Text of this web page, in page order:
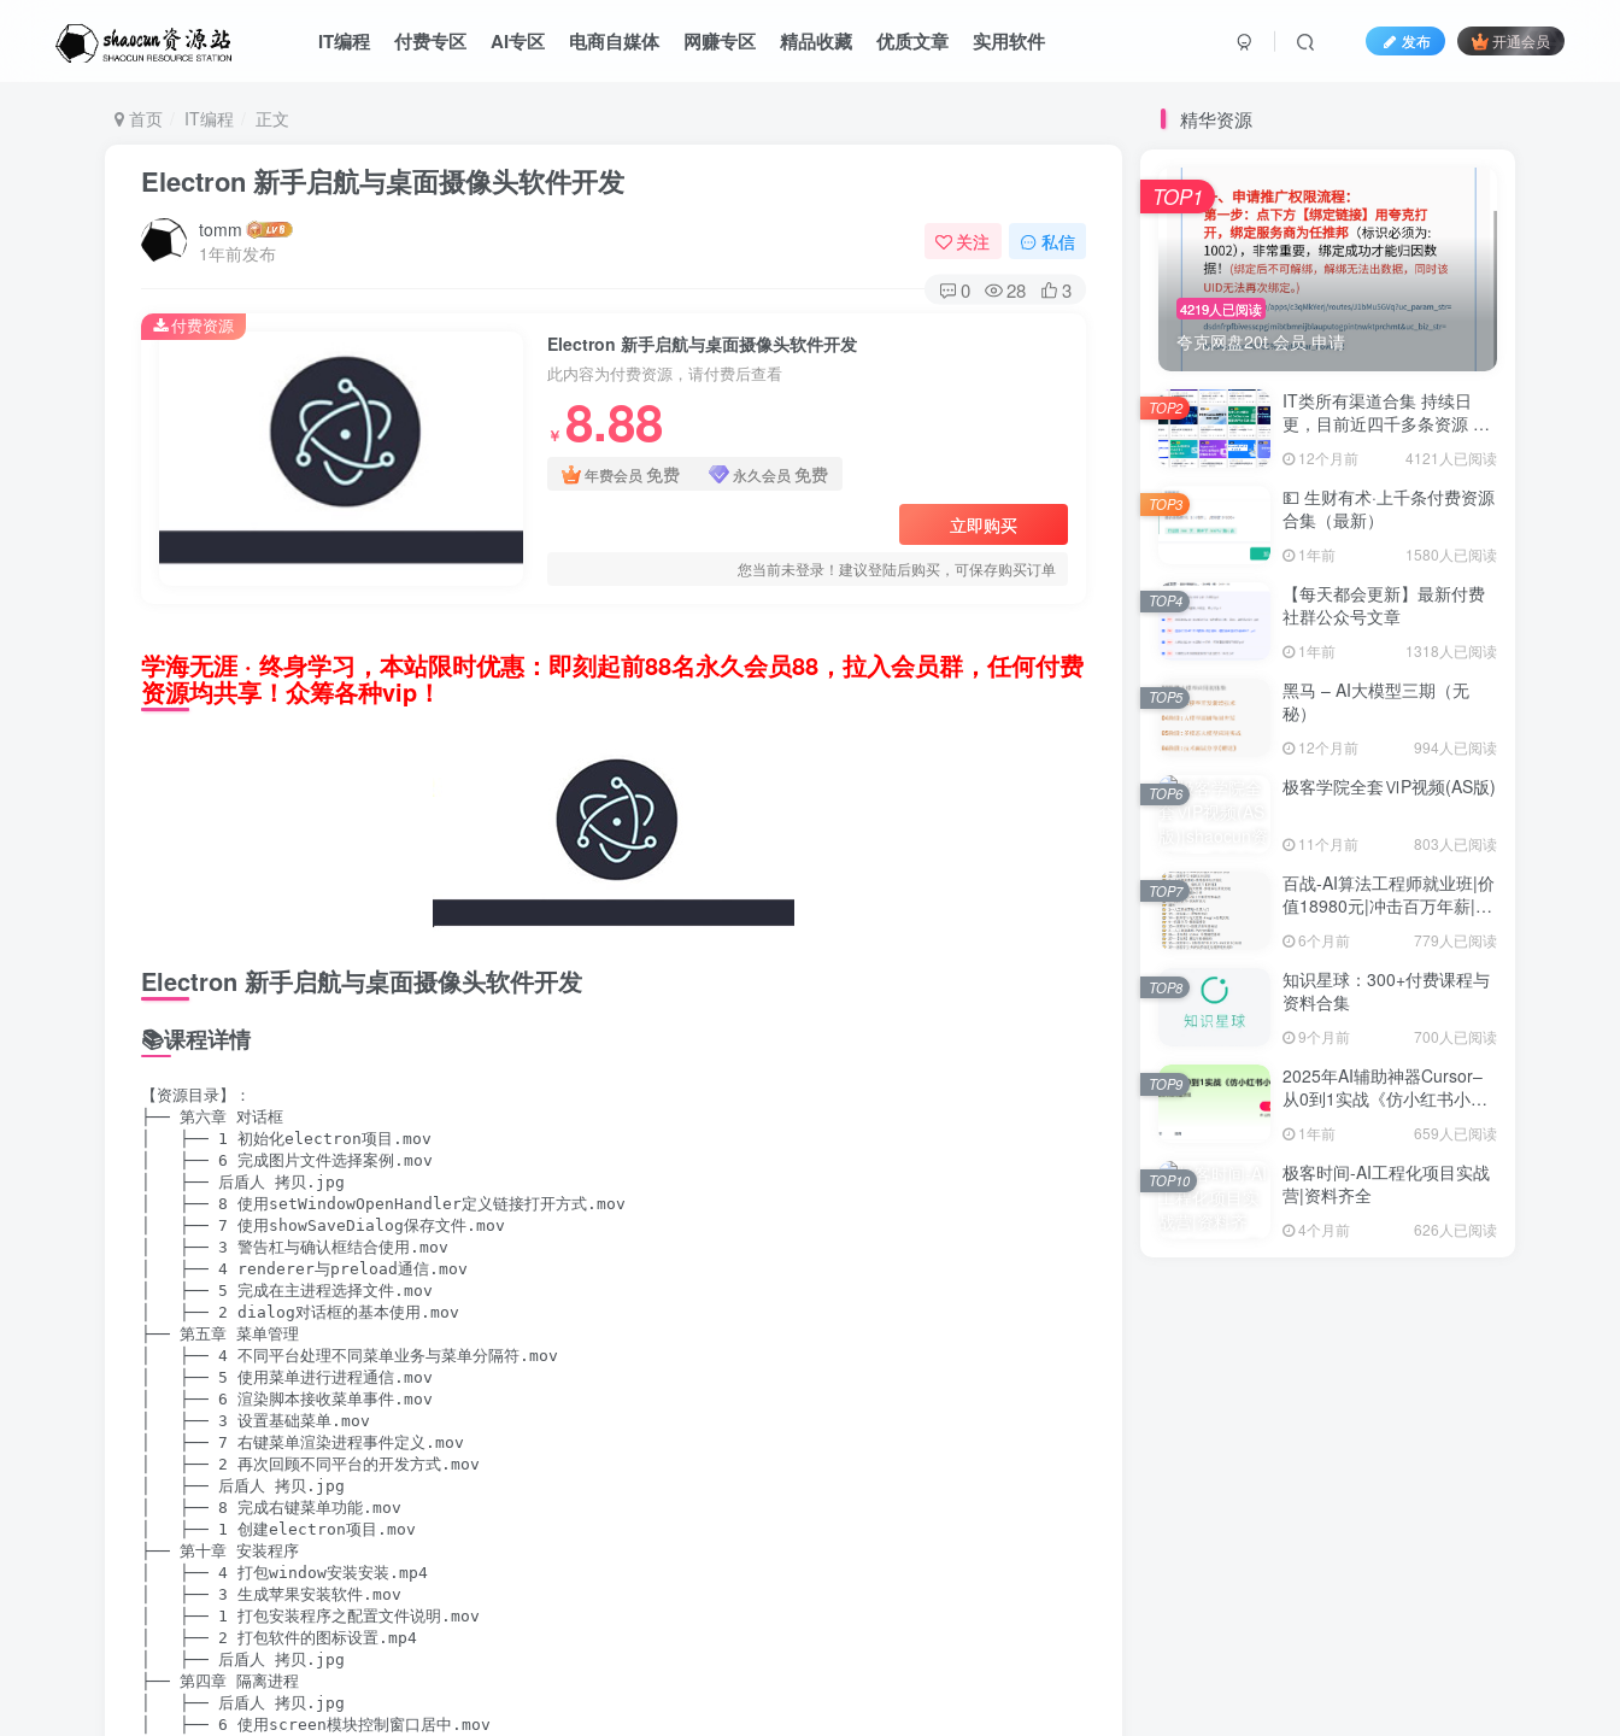
IT编程 付费专区 AI专区 电商自媒体 网赚专区 精品收藏 优质文章 实用软件 发布 开通会员
首页 IT编程 正文
Electron 新手启航与桌面摄像头软件开发
tomm
1年前发布
关注 私信
0 28 3
Electron 新手启航与桌面摄像头软件开发
此内容为付费资源，请付费后查看
￥ 8.88
年费会员 免费 永久会员 免费
立即购买
您当前未登录！建议登陆后购买，可保存购买订单
付费资源
学海无涯 · 终身学习，本站限时优惠：即刻起前88名永久会员88，拉入会员群，任何付费
资源均共享！众筹各种vip！
Electron 新手启航与桌面摄像头软件开发
📚课程详情
【资源目录】：
├── 第六章 对话框
│   ├── 1 初始化electron项目.mov
│   ├── 6 完成图片文件选择案例.mov
│   ├── 后盾人 拷贝.jpg
│   ├── 8 使用setWindowOpenHandler定义链接打开方式.mov
│   ├── 7 使用showSaveDialog保存文件.mov
│   ├── 3 警告杠与确认框结合使用.mov
│   ├── 4 renderer与preload通信.mov
│   ├── 5 完成在主进程选择文件.mov
│   ├── 2 dialog对话框的基本使用.mov
├── 第五章 菜单管理
│   ├── 4 不同平台处理不同菜单业务与菜单分隔符.mov
│   ├── 5 使用菜单进行进程通信.mov
│   ├── 6 渲染脚本接收菜单事件.mov
│   ├── 3 设置基础菜单.mov
│   ├── 7 右键菜单渲染进程事件定义.mov
│   ├── 2 再次回顾不同平台的开发方式.mov
│   ├── 后盾人 拷贝.jpg
│   ├── 8 完成右键菜单功能.mov
│   ├── 1 创建electron项目.mov
├── 第十章 安装程序
│   ├── 4 打包window安装安装.mp4
│   ├── 3 生成苹果安装软件.mov
│   ├── 1 打包安装程序之配置文件说明.mov
│   ├── 2 打包软件的图标设置.mp4
│   ├── 后盾人 拷贝.jpg
├── 第四章 隔离进程
│   ├── 后盾人 拷贝.jpg
│   ├── 6 使用screen模块控制窗口居中.mov
精华资源
4219人已阅读
夸克网盘20t 会员 申请
TOP1
IT类所有渠道合集 持续日
更，目前近四千多条资源 年
12个月前 4121人已阅读
TOP2
💵 生财有术·上千条付费资源
合集（最新）
1年前 1580人已阅读
TOP3
【每天都会更新】最新付费
社群公众号文章
1年前 1318人已阅读
TOP4
黑马 – AI大模型三期（无
秘）
12个月前 994人已阅读
TOP5
极客学院全套ⅥP视频(AS版)
11个月前 803人已阅读
TOP6
百战-AI算法工程师就业班|价
值18980元|冲击百万年薪|完
结无秘
6个月前 779人已阅读
TOP7
知识星球：300+付费课程与
资料合集
9个月前 700人已阅读
TOP8
2025年AI辅助神器Cursor–
从0到1实战《仿小红书小程
序》1年前 659人已阅读
TOP9
极客时间-AI工程化项目实战
营|资料齐全
4个月前 626人已阅读
TOP10